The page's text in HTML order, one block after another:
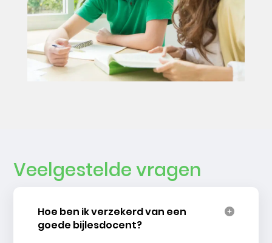
Veelgestelde vragen
Hoe ben ik verzekerd van een
goede bijlesdocent?